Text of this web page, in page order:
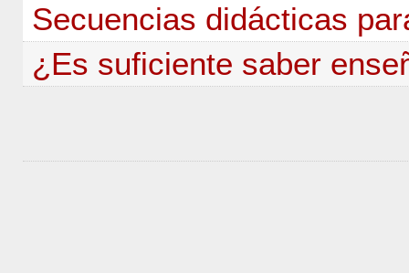
Secuencias didácticas
¿Es suficiente saber